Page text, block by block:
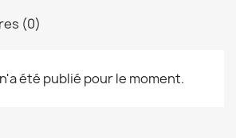
(0)
été publié pour le moment.